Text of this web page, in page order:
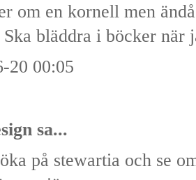
om en kornell men
Ska bläddra i böcker när
20 00:05
sa...
på stewartia och se